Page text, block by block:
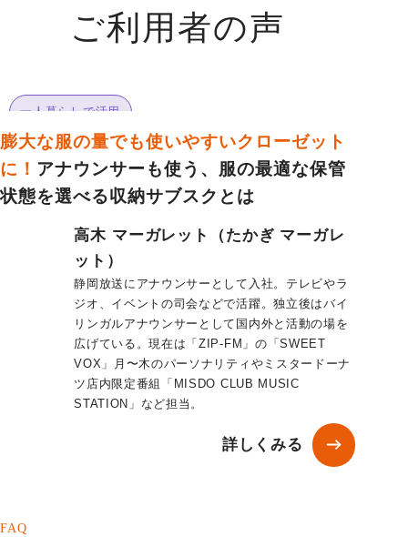
ご利用者の声
一人暮らしで活用
膨大な服の量でも使いやすいクローゼット
に！ アナウンサーも使う、服の最適な保管
状態を選べる収納サブスクとは
高木 マーガレット（たかぎ マーガレ
ット）
静岡放送にアナウンサーとして入社。テレビやラ
ジオ、イベントの司会などで活躍。独立後はバイ
リンガルアナウンサーとして国内外と活動の場を
広げている。現在は「ZIP-FM」の「SWEET
VOX」月〜木のパーソナリティやミスタードーナ
ツ店内限定番組「MISDO CLUB MUSIC
STATION」など担当。
詳しくみる
FAQ